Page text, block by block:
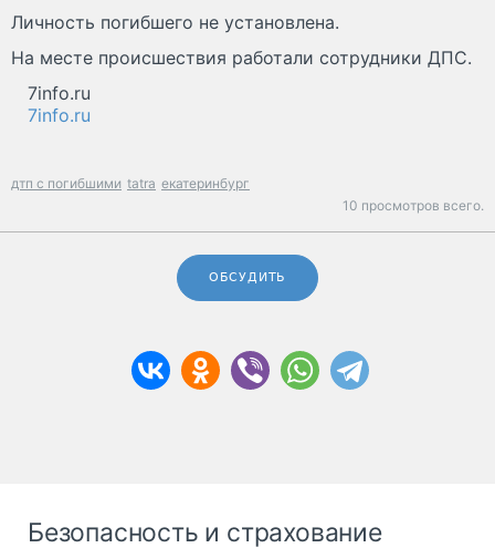
Личность погибшего не установлена.
На месте происшествия работали сотрудники ДПС.
7info.ru
7info.ru
дтп с погибшими tatra екатеринбург
10 просмотров всего.
ОБСУДИТЬ
Безопасность и страхование